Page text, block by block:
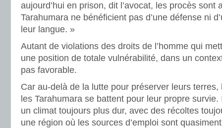
aujourd’hui en prison, dit l’avocat, les procès sont
Tarahumara ne bénéficient pas d’une défense ni
leur langue. »
Autant de violations des droits de l’homme qui
une position de totale vulnérabilité, dans un
pas favorable.
Car au-delà de la lutte pour préserver leurs
les Tarahumara se battent pour leur propre
un climat toujours plus dur, avec des récoltes
une région où les sources d’emploi sont